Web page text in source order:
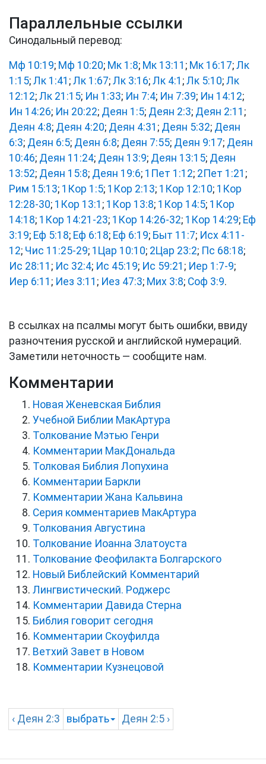
Параллельные ссылки
Синодальный перевод:
Мф 10:19; Мф 10:20; Мк 1:8; Мк 13:11 ; Мк 16:17; Лк
1:15; Лк 1:41 ; Лк 1:67; Лк 3:16; Лк 4:1 ; Лк 5:10; Лк
12:12; Лк 21:15; Ин 1:33; Ин 7:4; Ин 7:39; Ин 14:12;
Ин 14:26; Ин 20:22; Деян 1:5; Деян 2:3; Деян 2:11 ;
Деян 4:8; Деян 4:20; Деян 4:31 ; Деян 5:32; Деян
6:3; Деян 6:5; Деян 6:8; Деян 7:55; Деян 9:17; Деян
10:46; Деян 11:24; Деян 13:9; Деян 13:15; Деян
13:52; Деян 15:8; Деян 19:6; 1Пет 1:12; 2Пет 1:21 ;
Рим 15:13; 1Кор 1:5; 1Кор 2:13; 1Кор 12:10; 1Кор
12:28-30; 1Кор 13:1 ; 1Кор 13:8; 1Кор 14:5; 1Кор
14:18; 1Кор 14:21-23; 1Кор 14:26-32; 1Кор 14:29; Еф
3:19; Еф 5:18; Еф 6:18; Еф 6:19; Быт 11:7; Исх 4:11-
12; Чис 11:25-29; 1Цар 10:10; 2Цар 23:2; Пс 68:18;
Ис 28:11 ; Ис 32:4; Ис 45:19; Ис 59:21 ; Иер 1:7-9;
Иер 6:11 ; Иез 3:11 ; Иез 47:3; Мих 3:8; Соф 3:9.
В ссылках на псалмы могут быть ошибки, ввиду
разночтения русской и английской нумераций.
Заметили неточность — сообщите нам.
Комментарии
Новая Женевская Библия
Учебной Библии МакАртура
Толкование Мэтью Генри
Комментарии МакДональда
Толковая Библия Лопухина
Комментарии Баркли
Комментарии Жана Кальвина
Серия комментариев МакАртура
Толкования Августина
Толкование Иоанна Златоуста
Толкование Феофилакта Болгарского
Новый Библейский Комментарий
Лингвистический. Роджерс
Комментарии Давида Стерна
Библия говорит сегодня
Комментарии Скоуфилда
Ветхий Завет в Новом
Комментарии Кузнецовой
‹ Деян 2:3 выбрать Деян 2:5 ›